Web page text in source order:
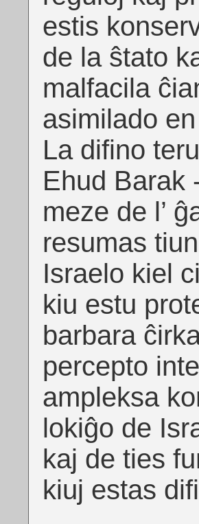
estis
de la ŝtato
malfacila
asimilado
La difino
Ehud Barak
meze de l’
resumas
Israelo kiel
kiu estu
barbara
percepto
ampleksa
lokiĝo de
kaj de ties
kiuj estas